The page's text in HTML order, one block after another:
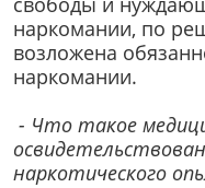
наркомании, по
возложена
наркомании.
- Что такое
наркотического